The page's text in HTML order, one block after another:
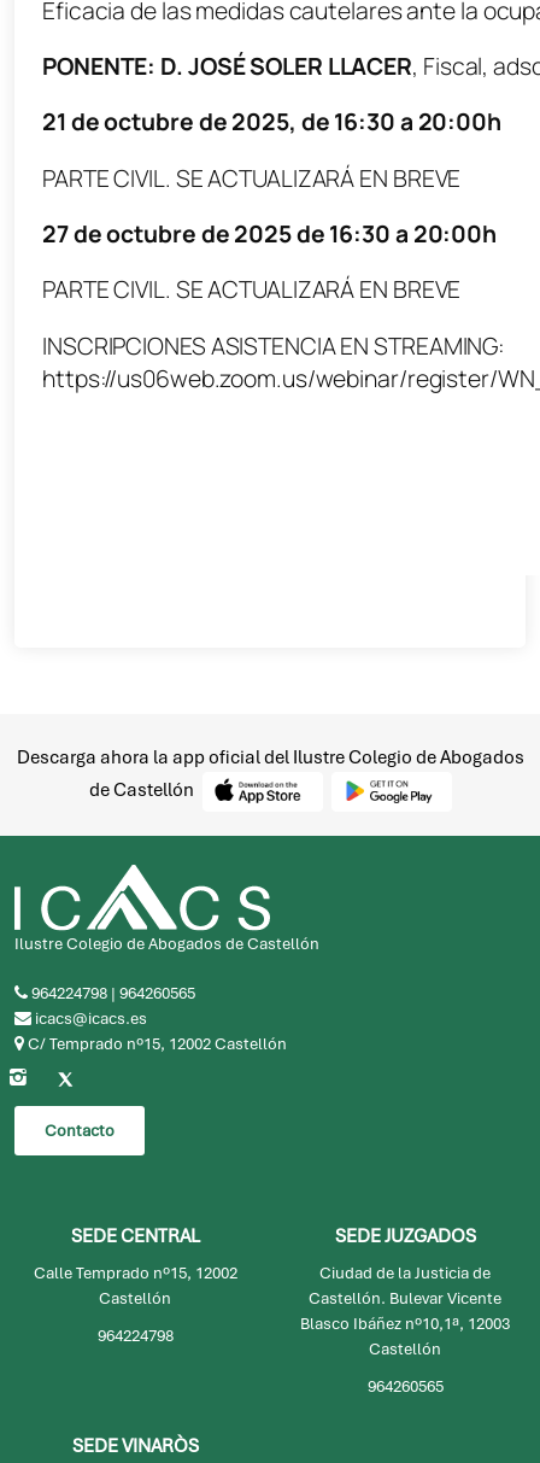
Descarga ahora la app oficial del Ilustre Colegio de Abogados
de Castellón
Ilustre Colegio de Abogados de Castellón
964224798 | 964260565
icacs@icacs.es
C/ Temprado nº15, 12002 Castellón
Contacto
SEDE CENTRAL
Calle Temprado nº15, 12002
Castellón
964224798
SEDE JUZGADOS
Ciudad de la Justicia de
Castellón. Bulevar Vicente
Blasco Ibáñez nº10,1ª, 12003
Castellón
964260565
SEDE VINARÒS